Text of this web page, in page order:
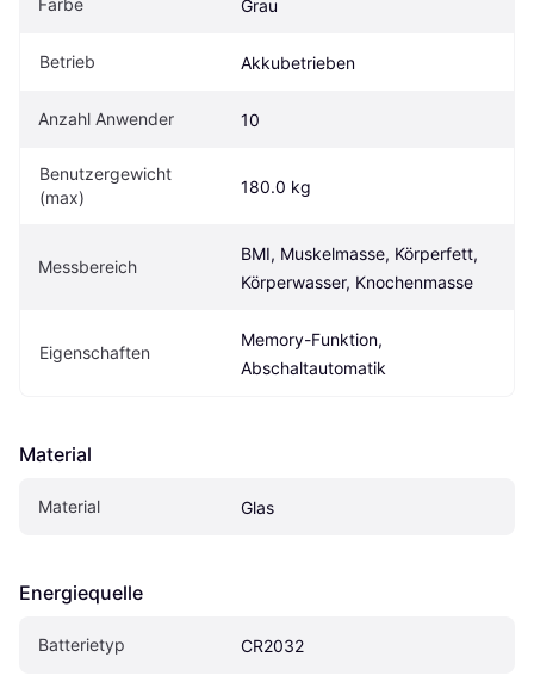
Farbe Grau
Betrieb Akkubetrieben
Anzahl Anwender 10
Benutzergewicht
(max)
180.0 kg
Messbereich
BMI, Muskelmasse, Körperfett,
Körperwasser, Knochenmasse
Eigen­schaften
Memory-Funktion,
Abschaltautomatik
Material
Material Glas
Energiequelle
Batterietyp CR2032